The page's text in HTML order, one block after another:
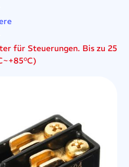
für Steuerungen. Bis zu 25